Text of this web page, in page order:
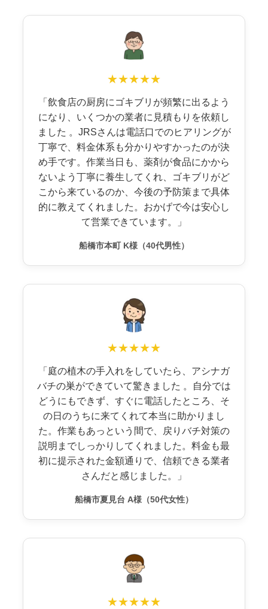
★★★★★
「飲食店の厨房にゴキブリが頻繁に出るよう
になり、いくつかの業者に見積もりを依頼し
ました 。JRSさんは電話口でのヒアリングが
丁寧で、料金体系も分かりやすかったのが決
め手です。作業当日も、薬剤が食品にかから
ないよう丁寧に養生してくれ、ゴキブリがど
こから来ているのか、今後の予防策まで具体
的に教えてくれました。おかげで今は安心し
て営業できています。」
船橋市本町 K様（40代男性）
★★★★★
「庭の植木の手入れをしていたら、アシナガ
バチの巣ができていて驚きました 。自分では
どうにもできず、すぐに電話したところ、そ
の日のうちに来てくれて本当に助かりまし
た。作業もあっという間で、戻りバチ対策の
説明までしっかりしてくれました。料金も最
初に提示された金額通りで、信頼できる業者
さんだと感じました。」
船橋市夏見台 A様（50代女性）
★★★★★